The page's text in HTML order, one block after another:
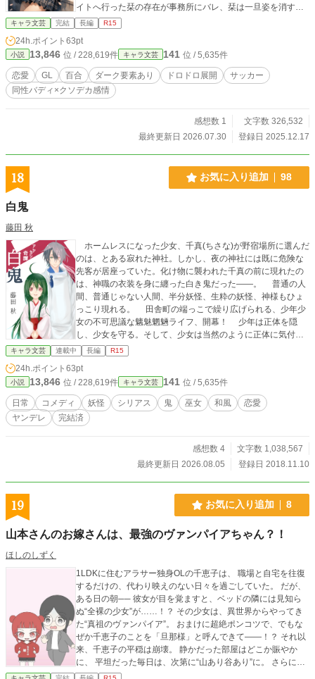
イトへ行った栞の存在が事務所にバレ、栞は一旦姿を消す。
しかし一ヶ月後、彼女は綾の高校に転入生として現れる。そ
こで栞は知る—— 綾が持つ、異常とも言えるサッカーセンス
を。そして孤独を。 そして彼女が、生きるためにどれほど無
理を重ねてきたのかを。 追い詰められた綾に、栞は静かに提
案した。 「夏休みの間だけ……私のハウスキーパーをしな
い」 綾は長い逡巡の末、それを受け入れる。 1巻完。
キャラ文芸 完結 長編 R15
24h.ポイント 63pt
小説 13,846 位 / 228,619件 キャラ文芸 141 位 / 5,635件
恋愛 GL 百合 ダーク要素あり ドロドロ展開
サッカー
同性バディ×クソデカ感情
感想数 1
文字数 326,532
最終更新日 2026.07.30
登録日 2025.12.17
18 お気に入り追加 98
白鬼
藤田 秋
ホームレスになった少女、千真(ちさな)が野宿場所に選んだ
のは、とある寂れた神社。しかし、夜の神社には既に危険な
先客が居座っていた。化け物に襲われた千真の前に現れたの
は、神職の衣装を身に纏った白き鬼だった――。 普通の人
間、普通じゃない人間、半分妖怪、生粋の妖怪、神様もひょ
っこり現れる。 田舎町の端っこで繰り広げられる、少年少
女の不可思議な魑魅魍魎ライフ、開幕！ 少年は正体を隠
し、少女を守る。そして、少女は当然のように正体に気付か
ない。 傷を抱えた者たちの喜劇をここに。 コメディとシ
リアスの温度差にご注意を。 他サイト様でも掲載中です。
完結しました。不定期で番外編を更新予定です。
キャラ文芸 連載中 長編 R15
24h.ポイント 63pt
小説 13,846 位 / 228,619件 キャラ文芸 141 位 / 5,635件
日常 コメディ 妖怪 シリアス 鬼 巫女 和風
恋愛
ヤンデレ
完結済
感想数 4
文字数 1,038,567
最終更新日 2026.08.05
登録日 2018.11.10
19 お気に入り追加 8
山本さんのお嫁さんは、最強のヴァンパイアちゃん？！
ほしのしずく
1LDKに住むアラサー独身OLの千恵子は、 職場と自宅を往復
するだけの、代わり映えのない日々を過ごしていた。 だが、
ある日の朝── 彼女が目を覚ますと、ベッドの隣には見知ら
ぬ“全裸の少女”が……！？ その少女は、異世界からやってき
た“真祖のヴァンパイア”。 おまけに超絶ポンコツで、でもな
ぜか千恵子のことを「旦那様」と呼んできて――！？ それ以
来、千恵子の平穏は崩壊。 静かだった部屋はどこか賑やか
に、 平坦だった毎日は、次第に“山あり谷あり”に。 さらに
は、首なし騎士に魔女にクモの少女まで！？ 次々と現れる“異